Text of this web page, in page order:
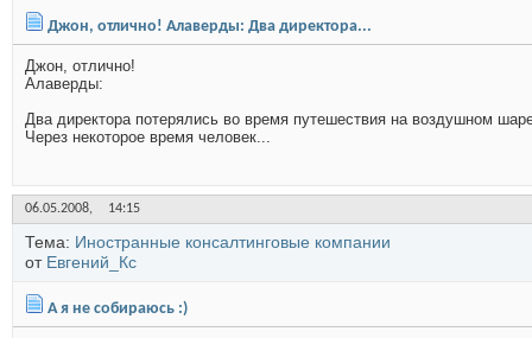
Джон, отлично! Алаверды: Два директора...
Джон, отлично!
Алаверды:
Два директора потерялись во время путешествия на воздушном
Через некоторое время человек...
06.05.2008, 14:15
Тема: Иностранные консалтинговые компании
от Евгений_Кс
А я не собираюсь :)